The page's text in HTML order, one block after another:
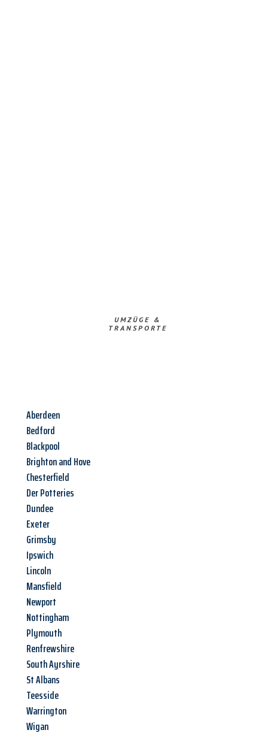
UMZÜGE &
TRANSPORTE
Aberdeen
Bedford
Blackpool
Brighton and Hove
Chesterfield
Der Potteries
Dundee
Exeter
Grimsby
Ipswich
Lincoln
Mansfield
Newport
Nottingham
Plymouth
Renfrewshire
South Ayrshire
St Albans
Teesside
Warrington
Wigan